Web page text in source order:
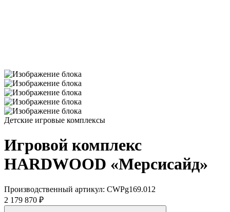
Детские игровые комплексы
Игровой комплекс
HARDWOOD «Мерсисайд»
Производственный артикул: CWPg169.012
2 179 870 ₽